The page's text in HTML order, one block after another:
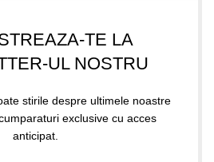
TE LA
UL NOSTRU
stirile despre ultimele noastre
exclusive cu acces
anticipat.